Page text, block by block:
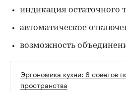
индикация остаточного
автоматическое
возможность
Эргономика кухни: 6 советов
пространства